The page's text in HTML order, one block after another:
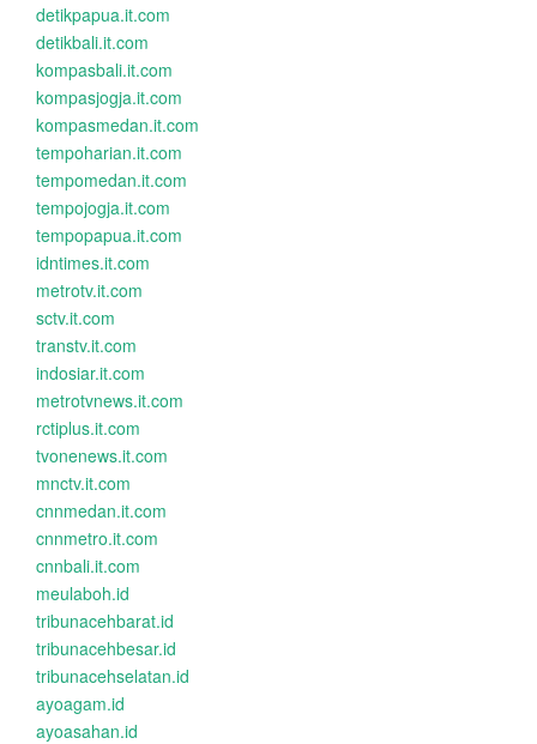
detikpapua.it.com
detikbali.it.com
kompasbali.it.com
kompasjogja.it.com
kompasmedan.it.com
tempoharian.it.com
tempomedan.it.com
tempojogja.it.com
tempopapua.it.com
idntimes.it.com
metrotv.it.com
sctv.it.com
transtv.it.com
indosiar.it.com
metrotvnews.it.com
rctiplus.it.com
tvonenews.it.com
mnctv.it.com
cnnmedan.it.com
cnnmetro.it.com
cnnbali.it.com
meulaboh.id
tribunacehbarat.id
tribunacehbesar.id
tribunacehselatan.id
ayoagam.id
ayoasahan.id